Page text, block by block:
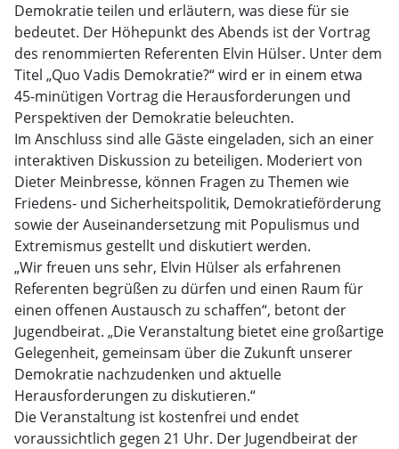
Demokratie teilen und erläutern, was diese für sie
bedeutet. Der Höhepunkt des Abends ist der Vortrag
des renommierten Referenten Elvin Hülser. Unter dem
Titel „Quo Vadis Demokratie?“ wird er in einem etwa
45-minütigen Vortrag die Herausforderungen und
Perspektiven der Demokratie beleuchten.
Im Anschluss sind alle Gäste eingeladen, sich an einer
interaktiven Diskussion zu beteiligen. Moderiert von
Dieter Meinbresse, können Fragen zu Themen wie
Friedens- und Sicherheitspolitik, Demokratieförderung
sowie der Auseinandersetzung mit Populismus und
Extremismus gestellt und diskutiert werden.
„Wir freuen uns sehr, Elvin Hülser als erfahrenen
Referenten begrüßen zu dürfen und einen Raum für
einen offenen Austausch zu schaffen“, betont der
Jugendbeirat. „Die Veranstaltung bietet eine großartige
Gelegenheit, gemeinsam über die Zukunft unserer
Demokratie nachzudenken und aktuelle
Herausforderungen zu diskutieren.“
Die Veranstaltung ist kostenfrei und endet
voraussichtlich gegen 21 Uhr. Der Jugendbeirat der